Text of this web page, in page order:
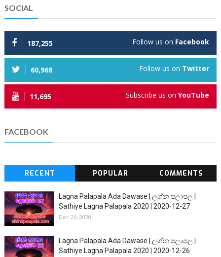
SOCIAL
187,255 Follow us on Facebook
60,968 Follow us on Twitter
11,695 Subscribe us onYouTube
FACEBOOK
RECENT POPULAR COMMENTS
Lagna Palapala Ada Dawase | ලග්න පලාපල |
Sathiye Lagna Palapala 2020 | 2020-12-27
Dec 26, 2020
Lagna Palapala Ada Dawase | ලග්න පලාපල |
Sathiye Lagna Palapala 2020 | 2020-12-26